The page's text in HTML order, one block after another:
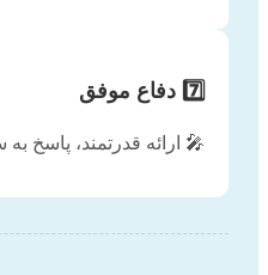
7️⃣ دفاع موفق
🎤 ارائه قدرتمند، پاسخ به